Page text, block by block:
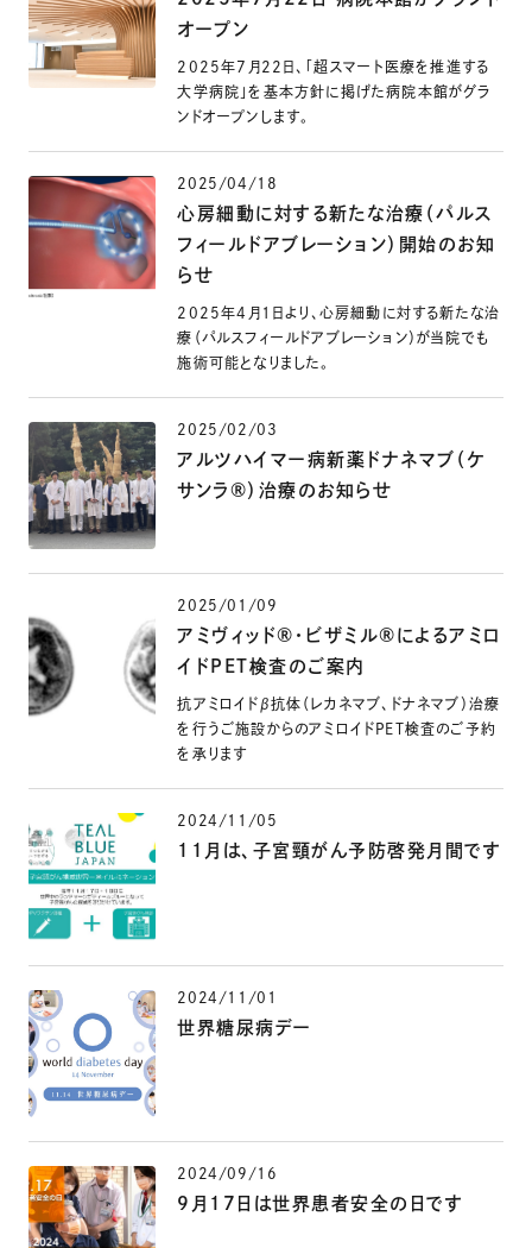
オープン
2025年7月22日、「超スマート医療を推進する
大学病院」を基本方針に掲げた病院本館がグラ
ンドオープンします。
2025/04/18
心房細動に対する新たな治療（パルス
フィールドアブレーション）開始のお知
らせ
2025年4月1日より、心房細動に対する新たな治
療（パルスフィールドアブレーション）が当院でも
施術可能となりました。
2025/02/03
アルツハイマー病新薬ドナネマブ（ケ
サンラ®）治療のお知らせ
2025/01/09
アミヴィッド®・ビザミル®によるアミロ
イドPET検査のご案内
抗アミロイドβ抗体（レカネマブ、ドナネマブ）治療
を行うご施設からのアミロイドPET検査のご予約
を承ります
2024/11/05
11月は、子宮頸がん予防啓発月間です
2024/11/01
世界糖尿病デー
2024/09/16
9月17日は世界患者安全の日です